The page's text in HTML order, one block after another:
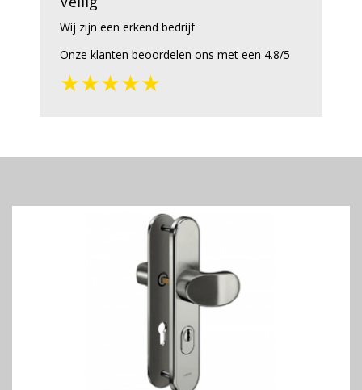
Wij zijn een erkend bedrijf
Onze klanten beoordelen ons met een 4.8/5
★★★★★